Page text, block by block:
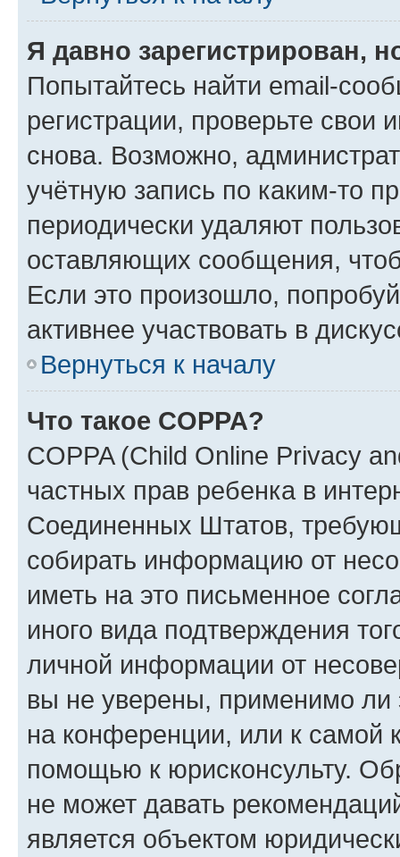
Я давно зарегистрирован,
Попытайтесь найти email-
регистрации, проверьте свои
снова. Возможно,
учётную запись по каким-то
периодически удаляют
оставляющих сообщения,
Если это произошло,
активнее участвовать в
Вернуться к началу
Что такое COPPA?
COPPA (Child Online Privacy
частных прав ребенка в
Соединенных Штатов,
собирать информацию от
иметь на это письменное
иного вида подтверждения
личной информации от
вы не уверены, применимо ли
на конференции, или к самой
помощью к юрисконсульту.
не может давать
является объектом